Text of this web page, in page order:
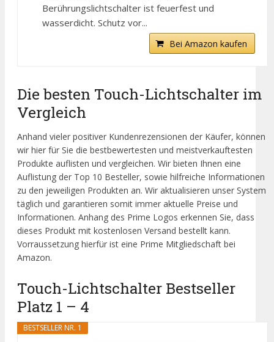
Berührungslichtschalter ist feuerfest und
wasserdicht. Schutz vor...
Bei Amazon kaufen
Die besten Touch-Lichtschalter im
Vergleich
Anhand vieler positiver Kundenrezensionen der Käufer, können
wir hier für Sie die bestbewertesten und meistverkauftesten
Produkte auflisten und vergleichen. Wir bieten Ihnen eine
Auflistung der Top 10 Besteller, sowie hilfreiche Informationen
zu den jeweiligen Produkten an. Wir aktualisieren unser System
täglich und garantieren somit immer aktuelle Preise und
Informationen. Anhang des Prime Logos erkennen Sie, dass
dieses Produkt mit kostenlosen Versand bestellt kann.
Vorraussetzung hierfür ist eine Prime Mitgliedschaft bei
Amazon.
Touch-Lichtschalter Bestseller
Platz 1 – 4
BESTSELLER NR. 1